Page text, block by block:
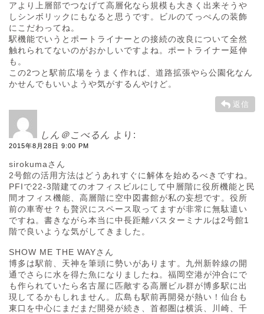
アより上層部でつなげて高層化なら規模も大きく出来そうや
しシンボリックにもなると思うです。ビルのてっぺんの装飾
にこだわってね。
駅機能でいうとポートライナーとの接続の改良について全然
触れられてないのがおかしいですよね。ポートライナー延伸
も。
この2つと駅前広場をうまく作れば、道路拡張やら公園化なん
かせんでもいいようや気がするんやけど。
返信
しん＠こべるん より:
2015年8月28日 9:00 PM
sirokumaさん
2号館の活用方法はどうあれすぐに解体を始めるべきですね。
PFIで22-3階建てのオフィスビルにして中層階に役所機能と民
間オフィス機能、高層階に空中図書館が私の妄想です。役所
前の車寄せ？も贅沢にスペース取ってますが非常に無駄遣い
ですね。書きながら本当に中長距離バスターミナルは2号館1
階で良いような気がしてきました。
SHOW ME THE WAYさん
博多は駅前、天神を筆頭に勢いがあります。九州新幹線の開
通でさらに水を得た魚になりましたね。福岡空港が沖合にで
も作られていたら名古屋に匹敵する高層ビル群が博多駅に出
現してるかもしれません。広島も駅前再開発が熱い！仙台も
東口を中心にまだまだ開発が続き、首都圏は横浜、川崎、千